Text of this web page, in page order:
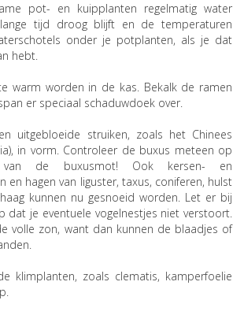
pot- en kuipplanten regelmatig water
tijd droog blijft en de temperaturen
onder je potplanten, als je dat
hebt.
warm worden in de kas. Bekalk de ramen
er speciaal schaduwdoek over.
uitgebloeide struiken, zoals het Chinees
in vorm. Controleer de buxus meteen op
de buxusmot! Ook kersen- en
en hagen van liguster, taxus, coniferen, hulst
kunnen nu gesnoeid worden. Let er bij
dat je eventuele vogelnestjes niet verstoort.
volle zon, want dan kunnen de blaadjes of
klimplanten, zoals clematis, kamperfoelie